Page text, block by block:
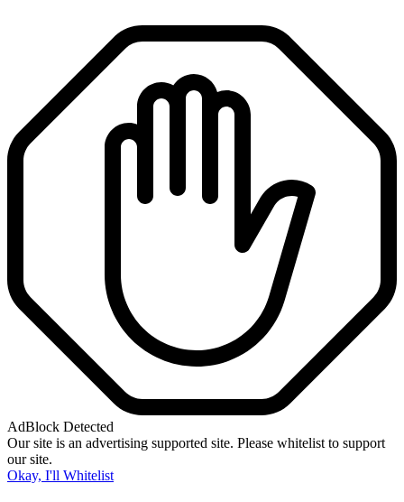
AdBlock Detected
Our site is an advertising supported site. Please whitelist to support
our site.
Okay, I'll Whitelist